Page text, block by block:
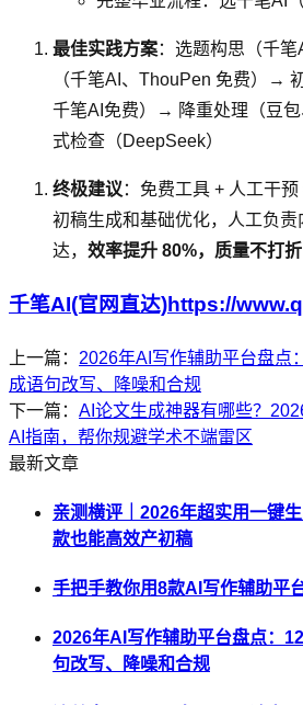
最佳实践方案：选题构思（千
（千笔AI、ThouPen 免费）→
千笔AI免费）→ 降重处理（豆
式检查（DeepSeek）
终极建议 ：免费工具 + 人工干
初稿生成和基础优化，人工负
达， 效率提升 80%，质量不打折
千笔AI(官网直达)https://
上一篇： 2026年AI写作辅助平台盘点
成语句改写、降噪和合规
下一篇： AI论文生成神器有哪些？
AI指南，帮你规避学术不端雷区
最新文章
亲测横评｜2026年超实用一键
款也能高效产初稿
手把手教你用8款AI写作辅助平
2026年AI写作辅助平台盘点：
句改写、降噪和合规